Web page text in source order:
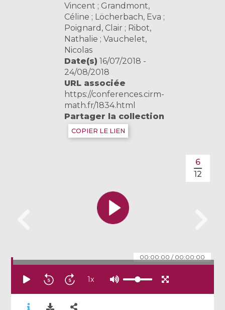
Vincent ; Grandmont,
Céline ; Löcherbach, Eva ;
Poignard, Clair ; Ribot,
Nathalie ; Vauchelet,
Nicolas
Date(s) 16/07/2018 -
24/08/2018
URL associée
https://conferences.cirm-
math.fr/1834.html
Partager la collection
COPIER LE LIEN
00:00:00 / 00:00:00
6
12
1x